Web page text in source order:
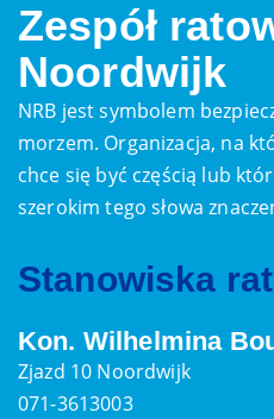
Zespół
Noordwijk
NRB jest symbolem
morzem. Organizacja, na
chce się być częścią lub
szerokim tego słowa
Stanowiska
Kon. Wilhelmina
Zjazd 10 Noordwijk
071-3613003